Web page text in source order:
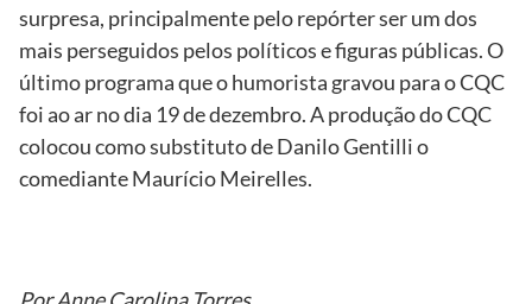
surpresa, principalmente pelo repórter ser um dos
mais perseguidos pelos políticos e figuras públicas. O
último programa que o humorista gravou para o CQC
foi ao ar no dia 19 de dezembro. A produção do CQC
colocou como substituto de Danilo Gentilli o
comediante Maurício Meirelles.